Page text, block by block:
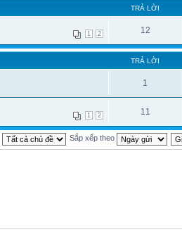
TRẢ LỜI
1 2 12
TRẢ LỜI
1
1 2 11
Sắp xếp theo